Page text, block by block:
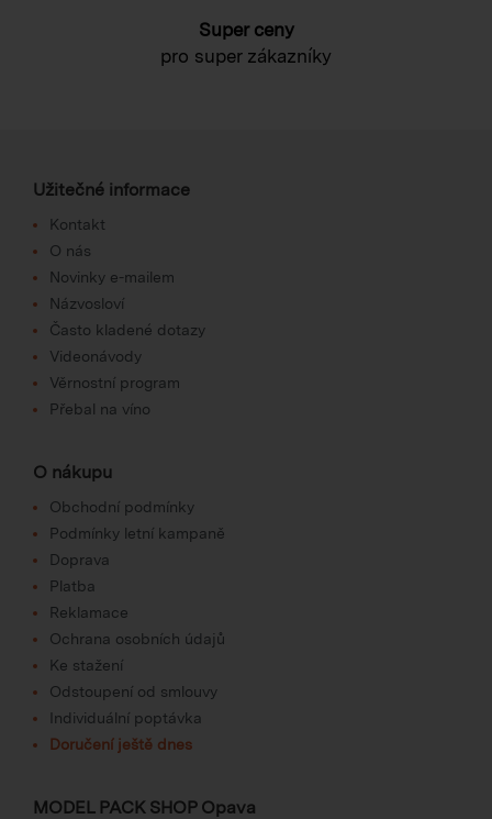
Super ceny
pro super zákazníky
Užitečné informace
Kontakt
O nás
Novinky e-mailem
Názvosloví
Často kladené dotazy
Videonávody
Věrnostní program
Přebal na víno
O nákupu
Obchodní podmínky
Podmínky letní kampaně
Doprava
Platba
Reklamace
Ochrana osobních údajů
Ke stažení
Odstoupení od smlouvy
Individuální poptávka
Doručení ještě dnes
MODEL PACK SHOP Opava